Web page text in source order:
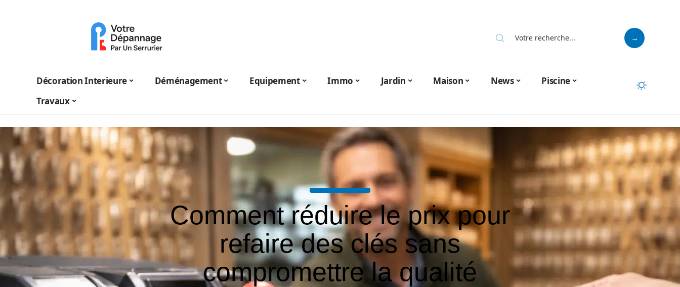
Décoration Interieure Déménagement Equipement Immo Jardin Maison News
Piscine
Travaux
Comment réduire le prix pour
refaire des clés sans
compromettre la qualité